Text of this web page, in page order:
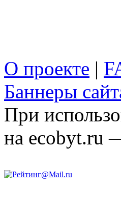
О проекте |
Баннеры
При
на ecobyt.ru